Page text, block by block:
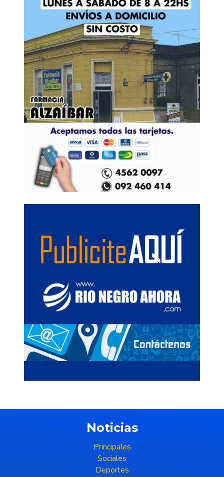
Noticias
Principales
Sociales
Deportes